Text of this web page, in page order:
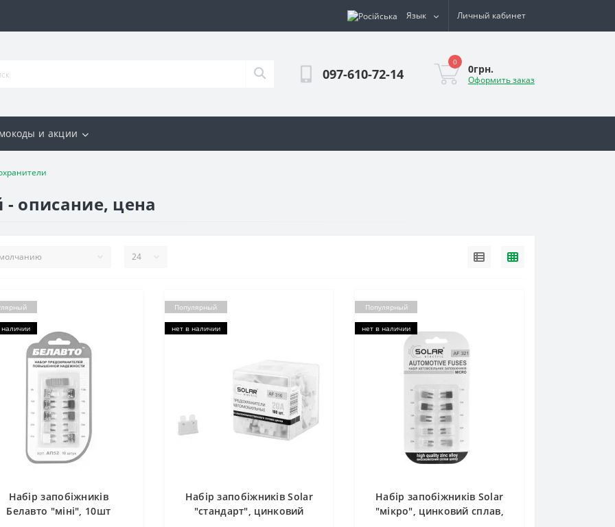
Язык Личный кабинет
097-610-72-14
0
0грн.
Оформить заказ
и акции
описание, цена
Набір запобіжників
Белавто "міні", 10шт
Популярный
нет в наличии
Набір запобіжників Solar
"стандарт", цинковий
Популярный
нет в наличии
Набір запобіжників Solar
"мікро", цинковий сплав,